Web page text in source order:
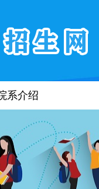
系介绍